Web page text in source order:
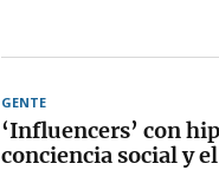
GENTE
‘Influencers’ con
conciencia social y